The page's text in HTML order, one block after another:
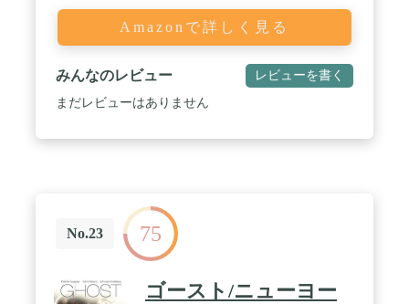
Amazonで詳しく見る
みんなのレビュー レビューを書く
まだレビューはありません
No.23 75
ゴースト/ニューヨー